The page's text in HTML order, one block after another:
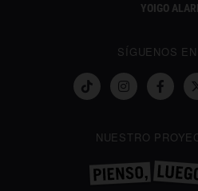
YOIGO
SÍGUENOS
NUESTRO